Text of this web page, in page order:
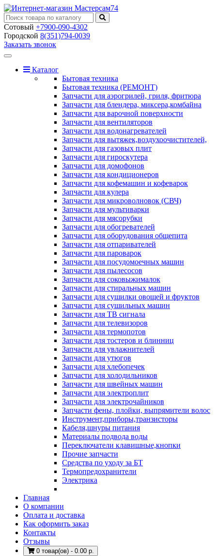
Сотовый +7900-090-4302
Городской 8(351)794-0039
Заказать звонок
Toggle
navigationКаталог
Бытовая техника
Бытовая техника (РЕМОНТ)
Запчасти для аэрогрилей, гриля, фритюра
Запчасти для блендера, миксера,комбайна
Запчасти для варочной поверхности
Запчасти для вентиляторов
Запчасти для водонагревателей
Запчасти для вытяжек,воздухоочистителей,
Запчасти для газовых плит
Запчасти для гироскутера
Запчасти для домофонов
Запчасти для кондиционеров
Запчасти для кофемашин и кофеварок
Запчасти для кулера
Запчасти для микроволновок (СВЧ)
Запчасти для мультиварки
Запчасти для мясорубки
Запчасти для обогревателей
Запчасти для оборудования общепита
Запчасти для отпаривателей
Запчасти для пароварок
Запчасти для посудомоечных машин
Запчасти для пылесосов
Запчасти для соковыжималок
Запчасти для стиральных машин
Запчасти для сушилки овощей и фруктов
Запчасти для сушильных машин
Запчасти для ТВ сигнала
Запчасти для телевизоров
Запчасти для термопотов
Запчасти для тостеров и блинниц
Запчасти для увлажнителей
Запчасти для утюгов
Запчасти для хлебопечек
Запчасти для холодильников
Запчасти для швейных машин
Запчасти для электроплит
Запчасти для электрочайников
Запчасти фены, плойки, выпрямители волос
Инструмент,приборы,транзисторы
Кабеля,шнуры питания
Материалы подвода воды
Переключатели клавишные,кнопки
Прочие запчасти
Средства по уходу за БТ
Термопредохранители
Электрика
Главная
О компании
Оплата и доставка
Как оформить заказ
Контакты
Отзывы
0 товар(ов) - 0.00 р.